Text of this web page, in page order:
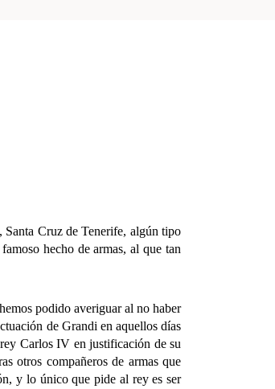
Cruz de Tenerife, algún tipo
hecho de armas, al que tan
podido averiguar al no haber
de Grandi en aquellos días
Carlos IV en justificación de su
otros compañeros de armas que
y lo único que pide al rey es ser